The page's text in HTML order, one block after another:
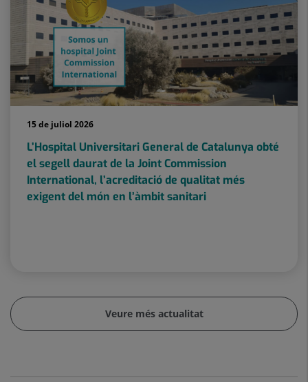
15 de juliol 2026
L’Hospital Universitari General de Catalunya obté
el segell daurat de la Joint Commission
International, l’acreditació de qualitat més
exigent del món en l’àmbit sanitari
Veure més actualitat